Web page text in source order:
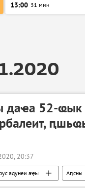
13:00 31 мин
даҽа 52-ҩык
20:37
адунеи аҿы Аԥсны